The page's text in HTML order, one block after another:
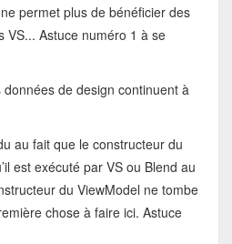
permet plus de bénéficier des
VS... Astuce numéro 1 à se
de design continuent à
au fait que le constructeur du
est exécuté par VS ou Blend au
du ViewModel ne tombe
chose à faire ici. Astuce